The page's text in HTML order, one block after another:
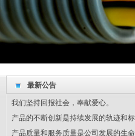
最新公告
最新公告
我们坚持回报社会，奉献爱心。